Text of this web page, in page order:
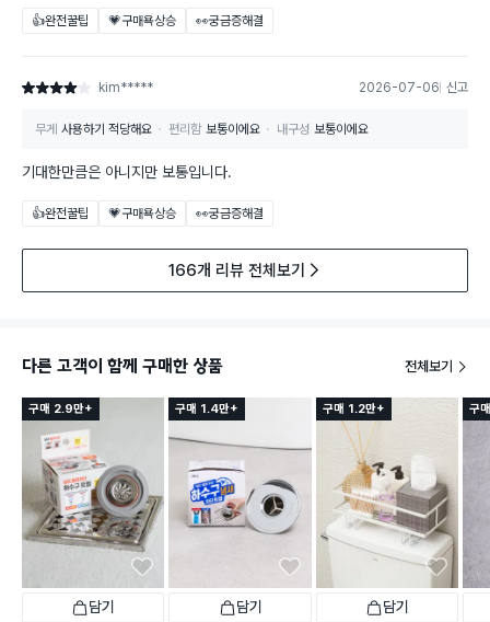
👍완전꿀팁 💗구매욕상승 👀궁금증해결
별점 4점 kim***** 2026-07-06 신고
무게 사용하기 적당해요 편리함 보통이에요 내구성 보통이에요
기대한만큼은 아니지만 보통입니다.
👍완전꿀팁 💗구매욕상승 👀궁금증해결
166개 리뷰 전체보기
다른 고객이 함께 구매한 상품 전체보기
구매 2.9만+
담기
구매 1.4만+
담기
구매 1.2만+
담기
구